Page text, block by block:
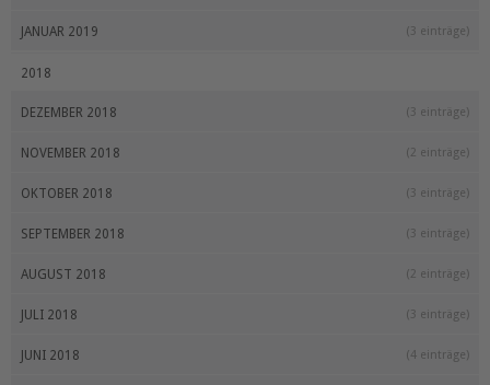
JANUAR 2019 (3 einträge)
2018
DEZEMBER 2018 (3 einträge)
NOVEMBER 2018 (2 einträge)
OKTOBER 2018 (3 einträge)
SEPTEMBER 2018 (3 einträge)
AUGUST 2018 (2 einträge)
JULI 2018 (3 einträge)
JUNI 2018 (4 einträge)